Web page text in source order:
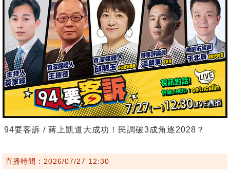
94要客訴 / 蔣上凱道大成功！民調破3成角逐2028？
直播時間：2026/07/27 12:30